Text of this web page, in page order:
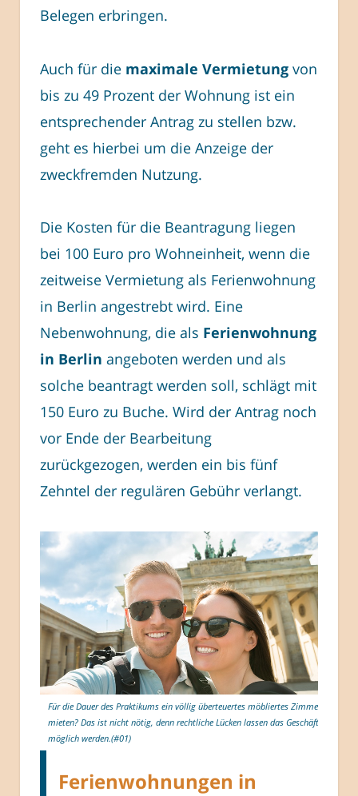
Belegen erbringen.
Auch für die maximale Vermietung von
bis zu 49 Prozent der Wohnung ist ein
entsprechender Antrag zu stellen bzw.
geht es hierbei um die Anzeige der
zweckfremden Nutzung.
Die Kosten für die Beantragung liegen
bei 100 Euro pro Wohneinheit, wenn die
zeitweise Vermietung als Ferienwohnung
in Berlin angestrebt wird. Eine
Nebenwohnung, die als Ferienwohnung
in Berlin angeboten werden und als
solche beantragt werden soll, schlägt mit
150 Euro zu Buche. Wird der Antrag noch
vor Ende der Bearbeitung
zurückgezogen, werden ein bis fünf
Zehntel der regulären Gebühr verlangt.
Für die Dauer des Praktikums ein völlig überteuertes möbliertes Zimmer
mieten? Das ist nicht nötig, denn rechtliche Lücken lassen das Geschäft
möglich werden.(#01)
Ferienwohnungen in